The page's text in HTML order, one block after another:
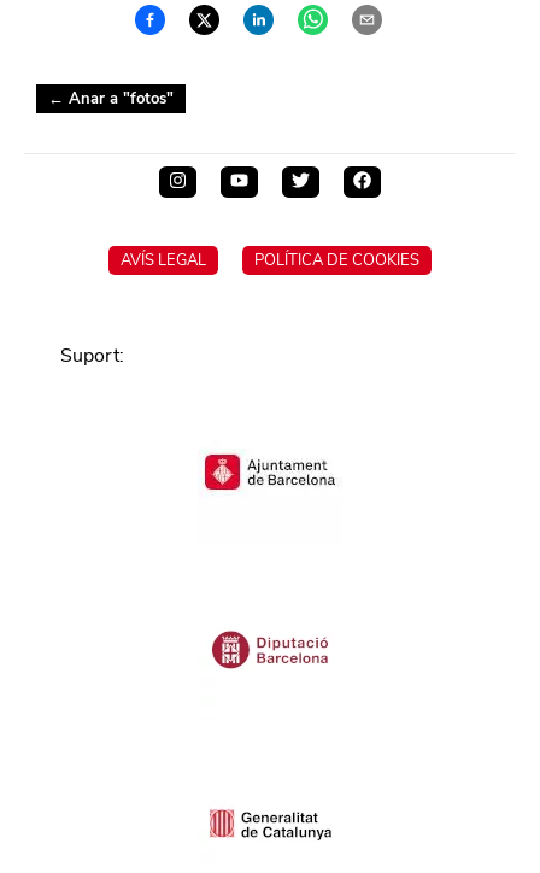
← Anar a "fotos"
AVÍS LEGAL POLÍTICA DE COOKIES
Suport: